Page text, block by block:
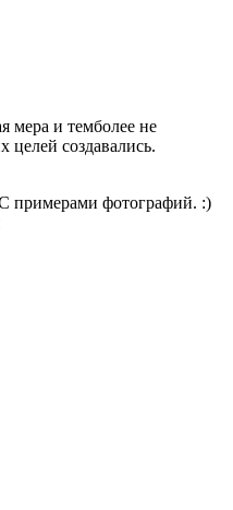
мера и темболее не
целей создавались.
примерами фотографий. :)